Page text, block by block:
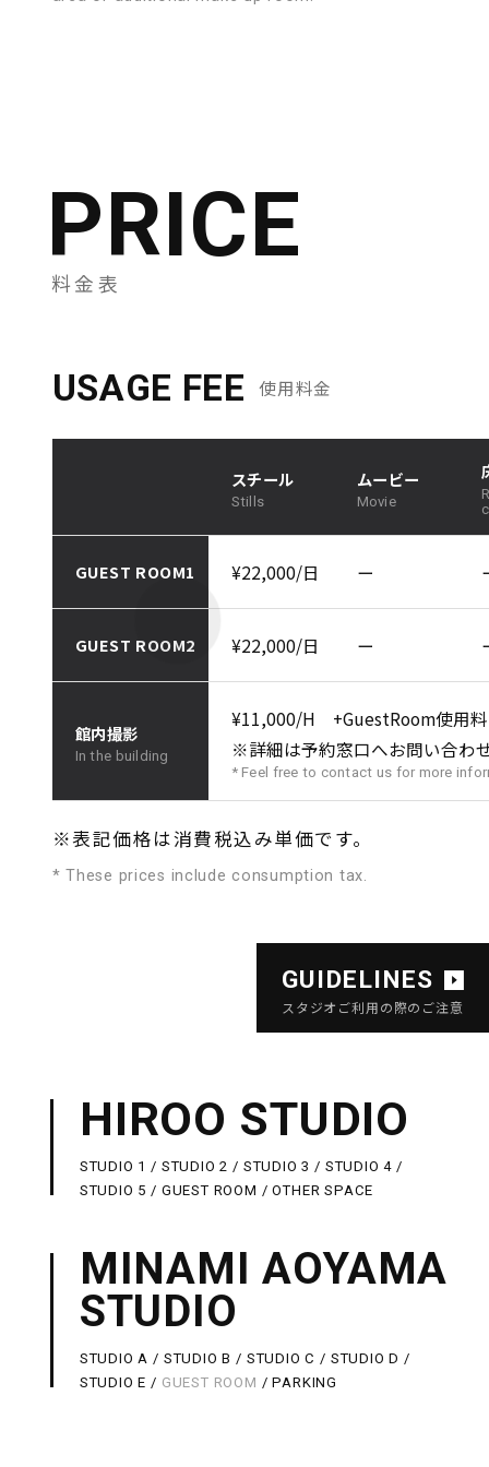
PRICE
料金表
USAGE FEE 使用料金
スチール
Stills
ムービー
Movie
GUEST ROOM1 ¥22,000/日 ー
GUEST ROOM2 ¥22,000/日 ー
館内撮影
In the building
¥11,000/H +GuestRoom使用料
※詳細は予約窓口へお問い合わ
* Feel free to contact us for more
※表記価格は消費税込み単価です。
* These prices include consumption tax.
GUIDELINES
スタジオご利用の際のご注意
HIROO STUDIO
STUDIO 1 STUDIO 2 STUDIO 3
STUDIO 4
STUDIO 5
GUEST ROOM OTHER SPACE
MINAMI AOYAMA
STUDIO
STUDIO A STUDIO B STUDIO C
STUDIO D
STUDIO E
GUEST ROOM PARKING